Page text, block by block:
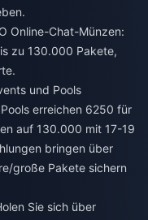
Online-Chat-Münzen:
zu 130.000 Pakete,
und Pools
erreichen 6250 für
auf 130.000 mit 17-19
bringen über
große Pakete sichern
Sie sich über